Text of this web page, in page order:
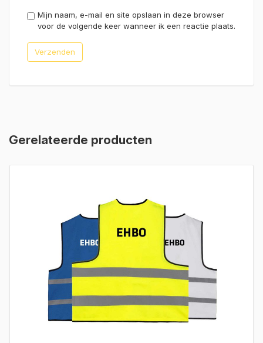
Mijn naam, e-mail en site opslaan in deze browser
voor de volgende keer wanneer ik een reactie plaats.
Gerelateerde producten